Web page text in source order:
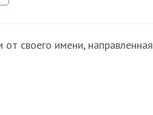
своего имени, направленная